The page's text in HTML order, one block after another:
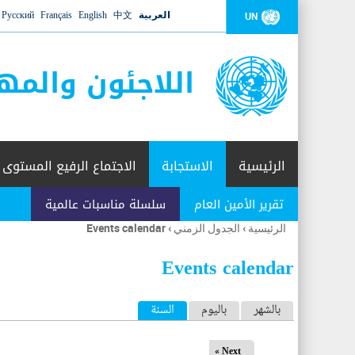
UN العربية 中文
English
Français
Русский
اللاجئون
الرئيسية الاستجابة
تقرير الأمين العام سلسلة مناسبات عالمية
الاجتماع الرفيع المستوى
أنت
هنا
الرئيسية › الجدول الزمني ›
Events calendar
Events calendar
ا بالشهر باليوم السنة (علامة التبويب النشطة)